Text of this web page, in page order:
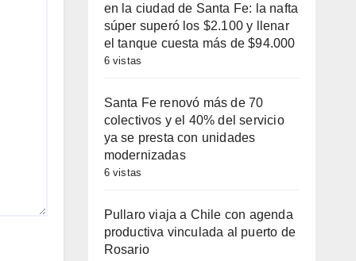
en la ciudad de Santa Fe: la nafta
súper superó los $2.100 y llenar
el tanque cuesta más de $94.000
6 vistas
Santa Fe renovó más de 70
colectivos y el 40% del servicio
ya se presta con unidades
modernizadas
6 vistas
Pullaro viaja a Chile con agenda
productiva vinculada al puerto de
Rosario